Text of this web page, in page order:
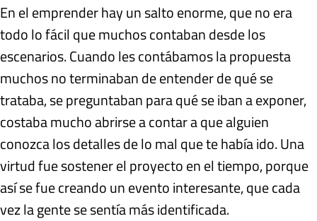
En el emprender hay un salto enorme, que no era
todo lo fácil que muchos contaban desde los
escenarios. Cuando les contábamos la propuesta
muchos no terminaban de entender de qué se
trataba, se preguntaban para qué se iban a exponer,
costaba mucho abrirse a contar a que alguien
conozca los detalles de lo mal que te había ido. Una
virtud fue sostener el proyecto en el tiempo, porque
así se fue creando un evento interesante, que cada
vez la gente se sentía más identificada.